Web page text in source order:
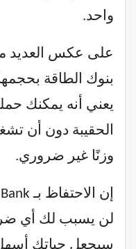
واحد.
على عكس العديد
بنوك الطاقة
يعني أنه يمكنك
الحقيبة دون أن
وزنًا غير ضروري.
لن يسبب لك أي
سيجعل حياتك